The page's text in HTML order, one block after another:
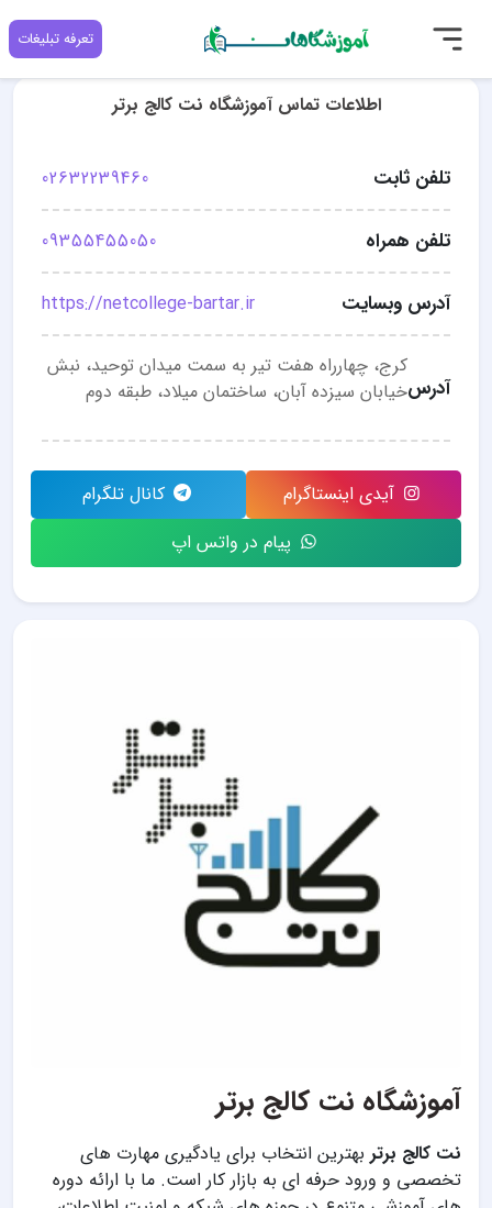
تعرفه تبلیغات
آموزشگاه نت کالج برتر
نت کالج برتر بهترین انتخاب برای یادگیری مهارت های
تخصصی و ورود حرفه ای به بازار کار است. ما با ارائه دوره
اطلاعات تماس آموزشگاه نت کالج برتر
تلفن ثابت 02632239460
تلفن همراه 09355455050
آدرس وبسایت https://netcollege-bartar.ir
آدرس
کرج، چهارراه هفت تیر به سمت میدان توحید، نبش
خیابان سیزده آبان، ساختمان میلاد، طبقه دوم
آیدی اینستاگرام
کانال تلگرام
پیام در واتس اپ